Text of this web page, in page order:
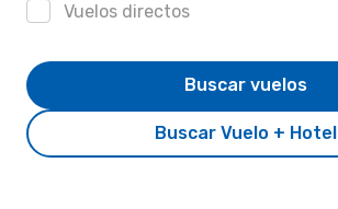
Vuelos directos
Buscar Vuelo + Hotel
Buscar vuelos